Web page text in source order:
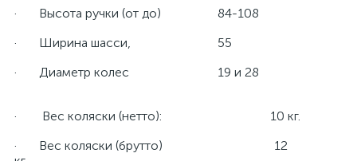
· Высота ручки (от до)
84-108
· Ширина шасси,
55
· Диаметр колес
19 и 28
· Вес коляски (нетто): 10 кг.
· Вес коляски (брутто) 12